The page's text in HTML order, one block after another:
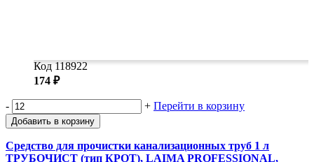
Код 118922
174 ₽
- + Перейти в корзину
Добавить в корзину
Средство для прочистки канализационных труб 1 л
ТРУБОЧИСТ (тип КРОТ), LAIMA PROFESSIONAL,